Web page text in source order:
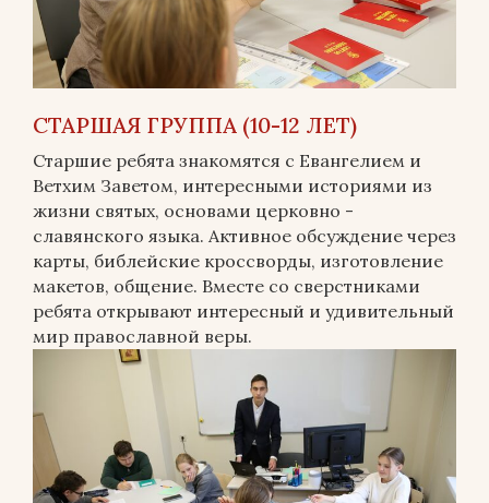
СТАРШАЯ ГРУППА (10-12 ЛЕТ)
Старшие ребята знакомятся с Евангелием и
Ветхим Заветом, интересными историями из
жизни святых, основами церковно -
славянского языка. Активное обсуждение через
карты, библейские кроссворды, изготовление
макетов, общение. Вместе со сверстниками
ребята открывают интересный и удивительный
мир православной веры.